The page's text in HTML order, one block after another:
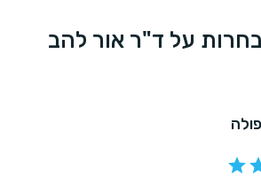
על ד"ר אור להב